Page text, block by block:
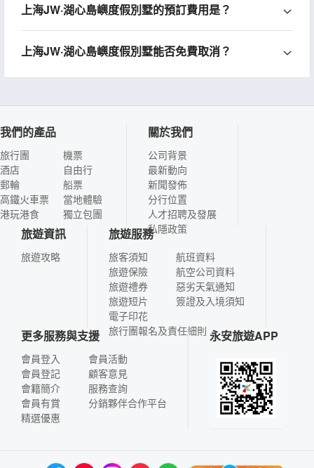
上海JW·湖心島嶼度假別墅的預訂費用是？
上海JW·湖心島嶼度假別墅能否免費取消？
我們的產品
旅行團
酒店
郵輪
高鐵火車票
港玩港食
機票
自由行
船票
當地體驗
獨立包團
關於我們
公司背景
最新動向
新聞發佈
分行位置
人才招聘及發展
私隱政策
旅遊資訊
旅遊攻略
旅遊服務
旅客須知
旅遊保險
旅遊禮券
旅遊短片
電子印花
航班資料
航空公司資料
惡劣天氣通知
簽證及入境須知
旅行團報名及責任細則
更多服務與支援
會員登入
會員登記
會籍簡介
會員有賞
精選優惠
會員活動
顧客意見
服務查詢
分銷夥伴合作平台
永安旅遊APP